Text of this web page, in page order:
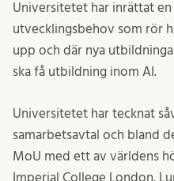
Universitetet har inrättat
utvecklingsbehov som rör
upp och där nya
ska få utbildning inom AI.
Universitetet har tecknat
samarbetsavtal och bland
MoU med ett av världens
Imperial College London.